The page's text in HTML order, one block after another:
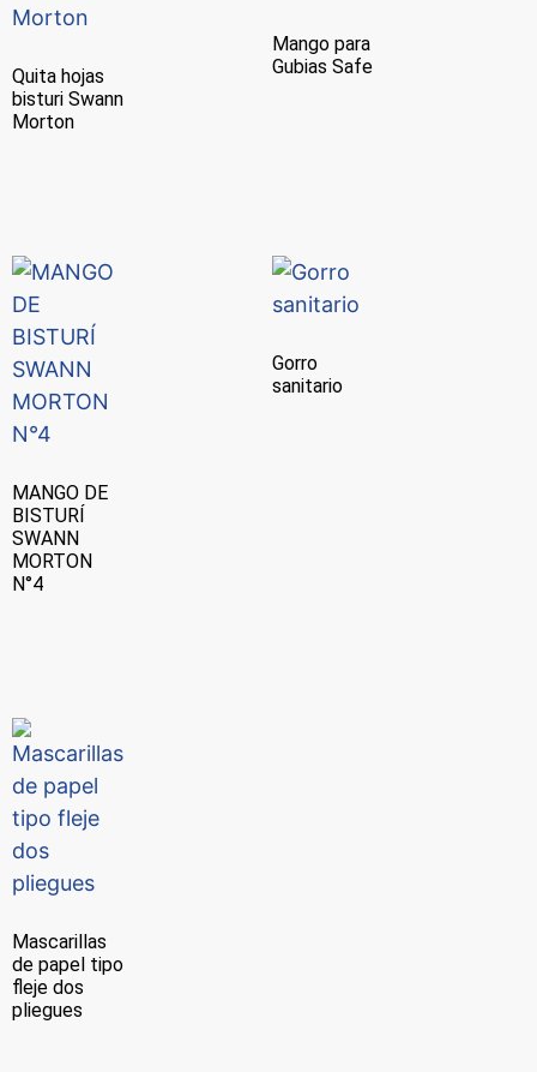
Quita hojas
bisturi Swann
Morton
Mango para
Gubias Safe
MANGO DE
BISTURÍ
SWANN
MORTON
N°4
Gorro
sanitario
Mascarillas
de papel tipo
fleje dos
pliegues